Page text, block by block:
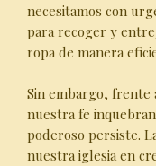
necesitamos con
para recoger y
ropa de manera
Sin embargo, frente
nuestra fe
poderoso persiste.
nuestra iglesia en